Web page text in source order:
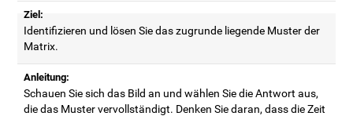
Ziel:
Identifizieren und lösen Sie das zugrunde liegende Muster der
Matrix.
Anleitung:
Schauen Sie sich das Bild an und wählen Sie die Antwort aus,
die das Muster vervollständigt. Denken Sie daran, dass die Zeit